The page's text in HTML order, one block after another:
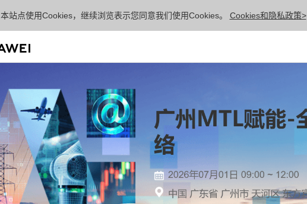
本站点使用Cookies，继续浏览表示您同意我们使用Cookies。 Cookies和隐私政策>